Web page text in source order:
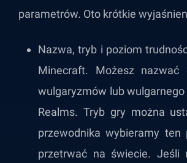
parametrów. Oto krótkie
Nazwa, tryb i poziom
Minecraft. Możesz
wulgaryzmów lub
Realms. Tryb gry można
przewodnika wybieramy
przetrwać na świecie. Jeśli